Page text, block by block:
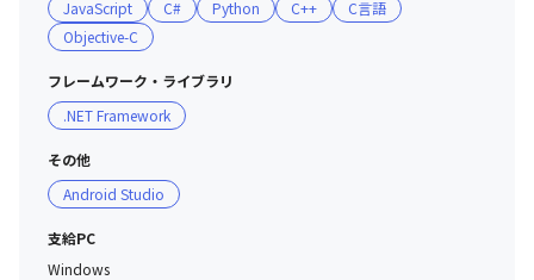
JavaScript
C# Python C++
C言語
Objective-C
フレームワーク・ライブラリ
.NET Framework
その他
Android Studio
支給PC
Windows